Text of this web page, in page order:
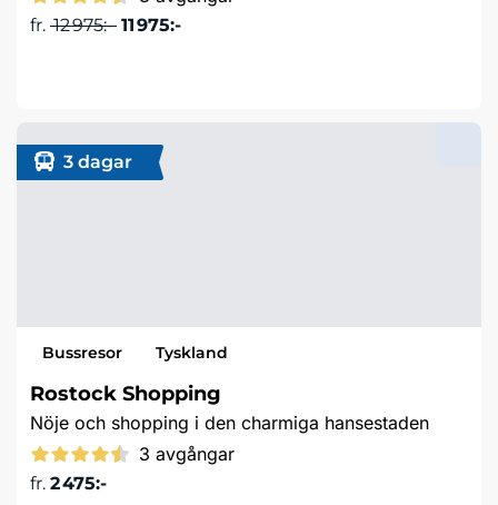
fr. 12 975:- 11 975:-
3 dagar
Bussresor Tyskland
Rostock Shopping
Nöje och shopping i den charmiga hansestaden
3 avgångar
fr. 2 475:-